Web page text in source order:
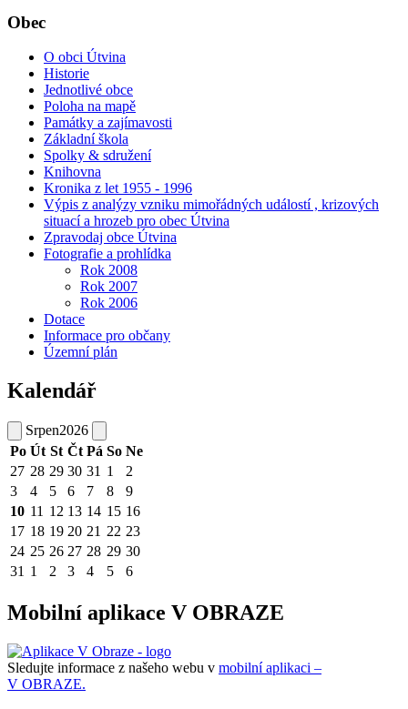
Obec
O obci Útvina
Historie
Jednotlivé obce
Poloha na mapě
Památky a zajímavosti
Základní škola
Spolky & sdružení
Knihovna
Kronika z let 1955 - 1996
Výpis z analýzy vzniku mimořádných událostí , krizových
situací a hrozeb pro obec Útvina
Zpravodaj obce Útvina
Fotografie a prohlídka
Rok 2008
Rok 2007
Rok 2006
Dotace
Informace pro občany
Územní plán
Kalendář
Srpen2026
Po Út St Čt Pá So Ne
27 28 29 30 31 1
2
3
4 5 6 7 8
9
10 11 12 13 14 15 16
17 18 19 20 21 22 23
24 25 26 27 28 29 30
31 1 2 3 4 5 6
Mobilní aplikace V OBRAZE
Sledujte informace z našeho webu v mobilní aplikaci –
V OBRAZE.